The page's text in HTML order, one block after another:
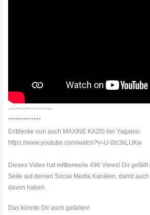
-~-~~-~~~-~~-~-
*************
Entdecke nun auch MAXINE KAZIS bei Yagaloo:
https://www.youtube.com/watch?v=U-0Iz3kLUKw
Dieses Video hat mittlerweile 496 Views! Dir
Seite auf deinen Social Media Kanälen, damit
davon haben.
Das könnte Dir auch gefallen!